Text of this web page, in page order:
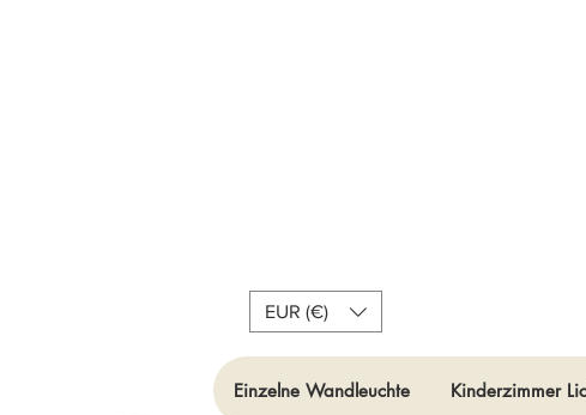
EUR (€)
Einzelne Wandleuchte Kinderzimmer